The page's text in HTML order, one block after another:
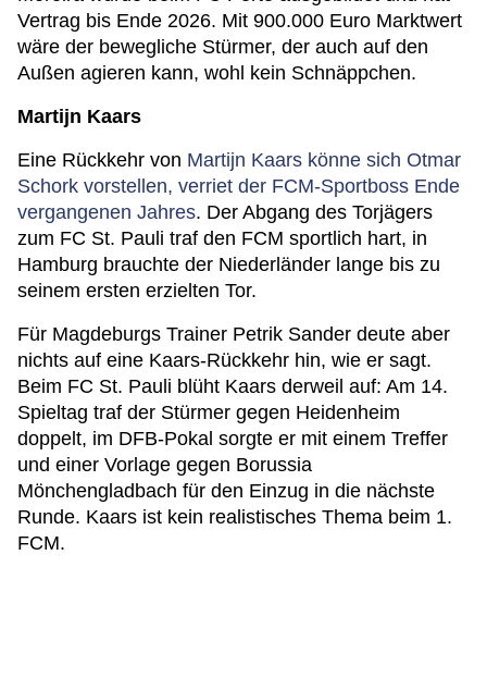
Vertrag bis Ende 2026. Mit 900.000 Euro Marktwert
wäre der bewegliche Stürmer, der auch auf den
Außen agieren kann, wohl kein Schnäppchen.
Martijn Kaars
Eine Rückkehr von Martijn Kaars könne sich Otmar
Schork vorstellen, verriet der FCM-Sportboss Ende
vergangenen Jahres. Der Abgang des Torjägers
zum FC St. Pauli traf den FCM sportlich hart, in
Hamburg brauchte der Niederländer lange bis zu
seinem ersten erzielten Tor.
Für Magdeburgs Trainer Petrik Sander deute aber
nichts auf eine Kaars-Rückkehr hin, wie er sagt.
Beim FC St. Pauli blüht Kaars derweil auf: Am 14.
Spieltag traf der Stürmer gegen Heidenheim
doppelt, im DFB-Pokal sorgte er mit einem Treffer
und einer Vorlage gegen Borussia
Mönchengladbach für den Einzug in die nächste
Runde. Kaars ist kein realistisches Thema beim 1.
FCM.